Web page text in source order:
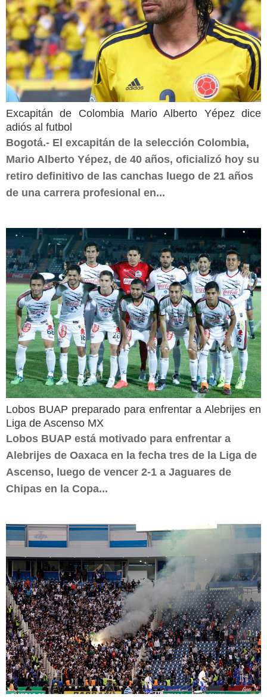
Excapitán de Colombia Mario Alberto Yépez dice
adiós al futbol
Bogotá.- El excapitán de la selección Colombia,
Mario Alberto Yépez, de 40 años, oficializó hoy su
retiro definitivo de las canchas luego de 21 años
de una carrera profesional en...
Lobos BUAP preparado para enfrentar a Alebrijes en
Liga de Ascenso MX
Lobos BUAP está motivado para enfrentar a
Alebrijes de Oaxaca en la fecha tres de la Liga de
Ascenso, luego de vencer 2-1 a Jaguares de
Chipas en la Copa...